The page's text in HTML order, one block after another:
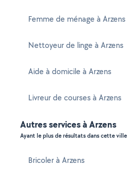
Femme de ménage à Arzens
Nettoyeur de linge à Arzens
Aide à domicile à Arzens
Livreur de courses à Arzens
Autres services à Arzens
Ayant le plus de résultats dans cette ville
Bricoler à Arzens